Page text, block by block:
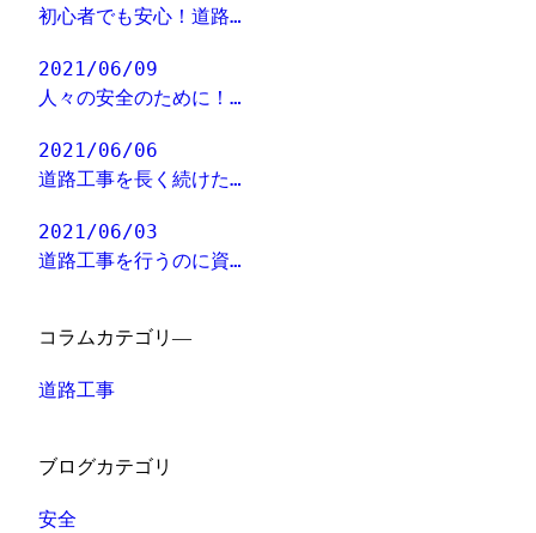
初心者でも安心！道路…
2021/06/09
人々の安全のために！…
2021/06/06
道路工事を長く続けた…
2021/06/03
道路工事を行うのに資…
コラムカテゴリ―
道路工事
ブログカテゴリ
安全